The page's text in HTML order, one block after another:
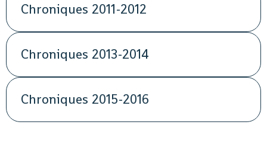
Chroniques 2011-2012
Chroniques 2013-2014
Chroniques 2015-2016